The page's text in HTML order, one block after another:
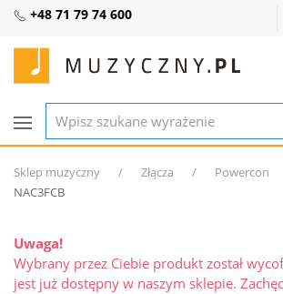
+48 71 79 74 600
Sklep muzyczny Złącza Powercon
NAC3FCB
Uwaga!
Wybrany przez Ciebie produkt został
jest już dostępny w naszym sklepie.